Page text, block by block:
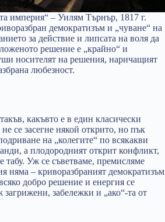
империя“ – Уилям Търнър, 1817 г.
демократизъм и „чуване“ на
за действие и липсата на воля да
решение е „крайно“ и
носителят на решения, наричащият
любезност.
какъвто е в един класически
се засегне някой открито, но пък
на „колегите“ по всякакви
а плодородният открит конфликт,
табу. Уж се съветваме, премисляме
няма – криворазбраният демократизъм
добро решение и енергия се
забележки и „ако“-та от